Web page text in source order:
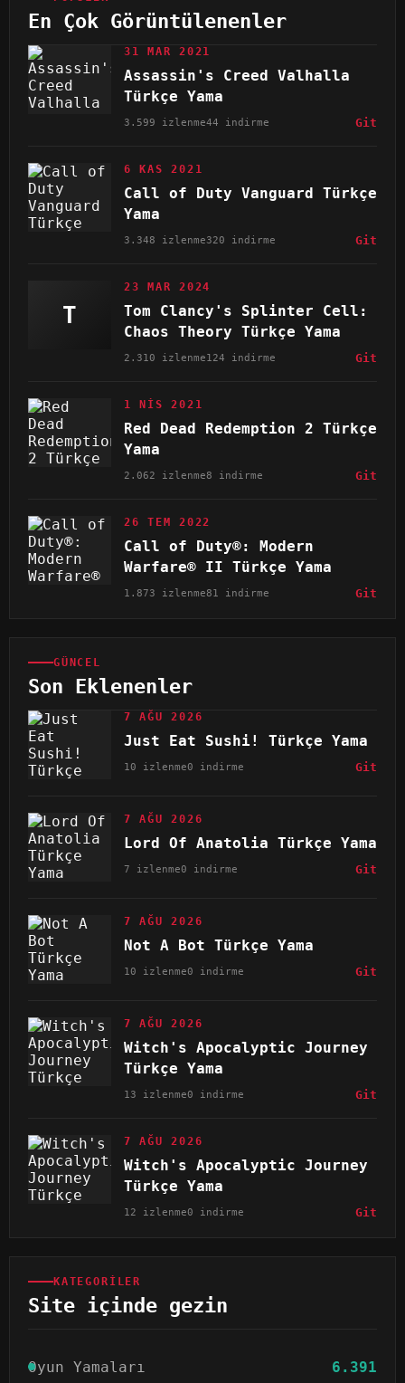
En Çok Görüntülenenler
31 MAR 2021
Assassin's Creed Valhalla
Türkçe Yama
3.599 izlenme44 indirme Git
6 KAS 2021
Call of Duty Vanguard Türkçe
Yama
3.348 izlenme320 indirme Git
T
23 MAR 2024
Tom Clancy's Splinter Cell:
Chaos Theory Türkçe Yama
2.310 izlenme124 indirme Git
1 NIS 2021
Red Dead Redemption 2 Türkçe
Yama
2.062 izlenme8 indirme Git
26 TEM 2022
Call of Duty®: Modern
Warfare® II Türkçe Yama
1.873 izlenme81 indirme Git
GÜNCEL
Son Eklenenler
7 AĞU 2026
Just Eat Sushi! Türkçe Yama
10 izlenme0 indirme Git
7 AĞU 2026
Lord Of Anatolia Türkçe Yama
7 izlenme0 indirme Git
7 AĞU 2026
Not A Bot Türkçe Yama
10 izlenme0 indirme Git
7 AĞU 2026
Witch's Apocalyptic Journey
Türkçe Yama
13 izlenme0 indirme Git
7 AĞU 2026
Witch's Apocalyptic Journey
Türkçe Yama
12 izlenme0 indirme Git
KATEGORILER
Site içinde gezin
Oyun Yamaları 6.391